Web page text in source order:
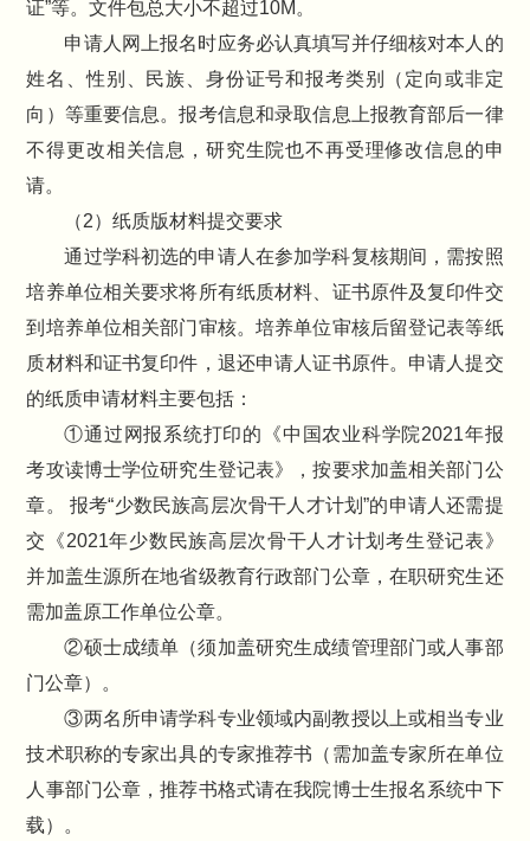
证”等。文件包总大小不超过10M。
申请人网上报名时应务必认真填写并仔细核对本人的
姓名、性别、民族、身份证号和报考类别（定向或非定
向）等重要信息。报考信息和录取信息上报教育部后一律
不得更改相关信息，研究生院也不再受理修改信息的申
请。
（2）纸质版材料提交要求
通过学科初选的申请人在参加学科复核期间，需按照
培养单位相关要求将所有纸质材料、证书原件及复印件交
到培养单位相关部门审核。培养单位审核后留登记表等纸
质材料和证书复印件，退还申请人证书原件。申请人提交
的纸质申请材料主要包括：
①通过网报系统打印的《中国农业科学院2021年报
考攻读博士学位研究生登记表》，按要求加盖相关部门公
章。 报考“少数民族高层次骨干人才计划”的申请人还需提
交《2021年少数民族高层次骨干人才计划考生登记表》
并加盖生源所在地省级教育行政部门公章，在职研究生还
需加盖原工作单位公章。
②硕士成绩单（须加盖研究生成绩管理部门或人事部
门公章）。
③两名所申请学科专业领域内副教授以上或相当专业
技术职称的专家出具的专家推荐书（需加盖专家所在单位
人事部门公章，推荐书格式请在我院博士生报名系统中下
载）。